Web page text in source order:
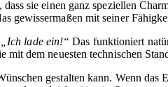
sie einen ganz speziellen
gewissermaßen mit seiner
„Ich lade ein!“ Das funktioniert
dem neuesten technischen
gestalten kann. Wenn das